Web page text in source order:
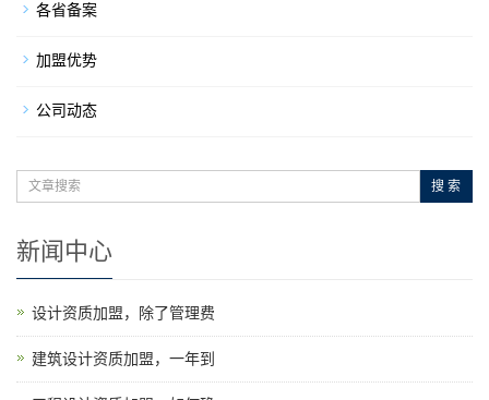
各省备案
加盟优势
公司动态
搜 索
新闻中心
设计资质加盟，除了管理费
建筑设计资质加盟，一年到